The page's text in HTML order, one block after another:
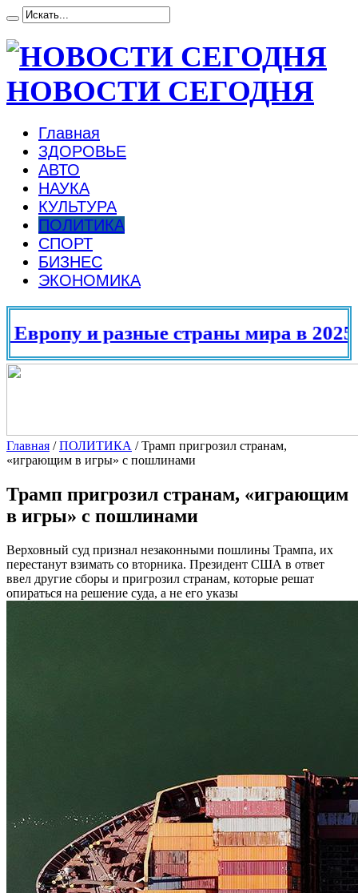
НОВОСТИ СЕГОДНЯ
Главная
ЗДОРОВЬЕ
АВТО
НАУКА
КУЛЬТУРА
ПОЛИТИКА
СПОРТ
БИЗНЕС
ЭКОНОМИКА
и разные страны мира в 2025
Главная /ПОЛИТИКА /Трамп пригрозил странам,
«играющим в игры» с пошлинами
Трамп пригрозил странам, «играющим
в игры» с пошлинами
Верховный суд признал незаконными пошлины Трампа, их
перестанут взимать со вторника. Президент США в ответ
ввел другие сборы и пригрозил странам, которые решат
опираться на решение суда, а не его указы